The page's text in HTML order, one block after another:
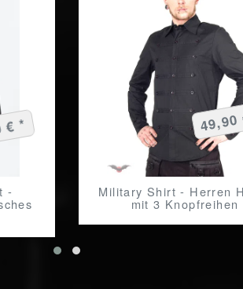
-
€ *
Military Shirt - Herren
mit 3 Knopfreihen